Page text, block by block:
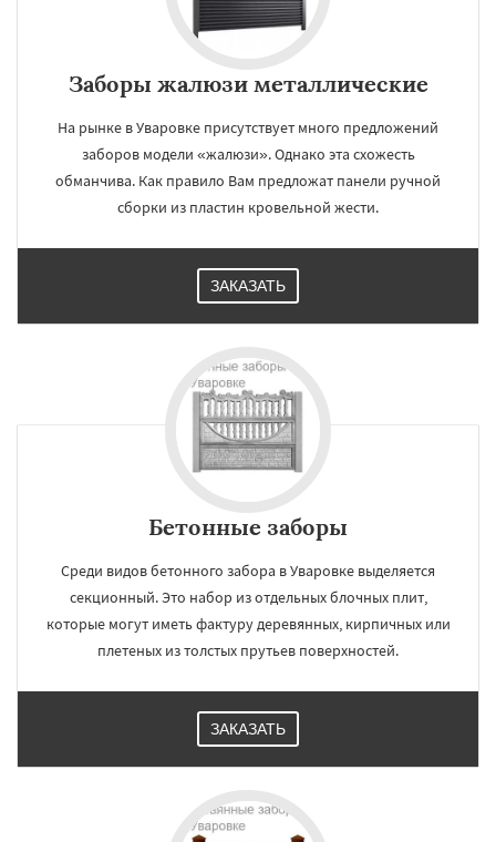
Заборы жалюзи металлические
На рынке в Уваровке присутствует много предложений
заборов модели «жалюзи». Однако эта схожесть
обманчива. Как правило Вам предложат панели ручной
сборки из пластин кровельной жести.
ЗАКАЗАТЬ
Бетонные заборы
Среди видов бетонного забора в Уваровке выделяется
секционный. Это набор из отдельных блочных плит,
которые могут иметь фактуру деревянных, кирпичных или
плетеных из толстых прутьев поверхностей.
ЗАКАЗАТЬ